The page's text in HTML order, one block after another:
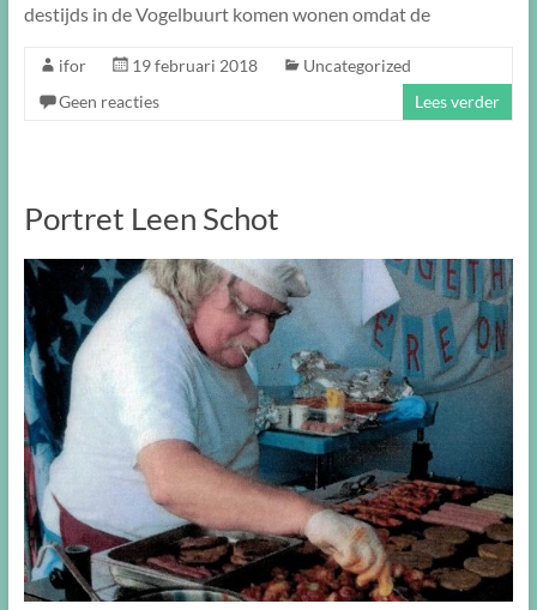
destijds in de Vogelbuurt komen wonen omdat de
ifor 19 februari 2018
Uncategorized
Geen reacties
Lees verder
Portret Leen Schot